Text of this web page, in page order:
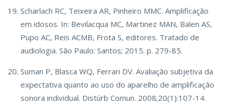
Scharlach RC, Teixeira AR, Pinheiro MMC. Amplificação
em idosos. In: Bevilacqua MC, Martinez MAN, Balen AS,
Pupo AC, Reis ACMB, Frota S, editores. Tratado de
audiologia. São Paulo: Santos; 2015. p. 279-85.
Suman P, Blasca WQ, Ferrari DV. Avaliação subjetiva da
expectativa quanto ao uso do aparelho de amplificação
sonora individual. Distúrb Comun. 2008;20(1):107-14.